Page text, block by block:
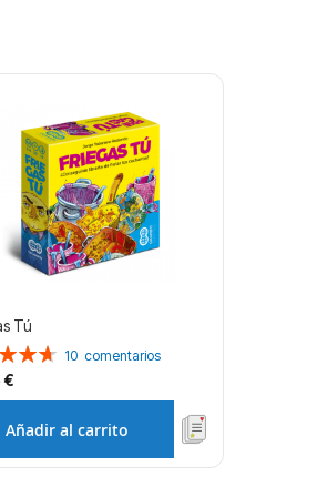
Tú
10 comentarios
€
Añadir al carrito